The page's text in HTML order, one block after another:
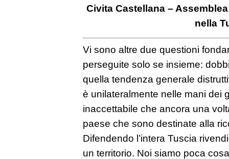
Civita Castellana –
nella
Vi sono altre due questioni
perseguite solo se insieme:
quella tendenza generale
è unilateralmente nelle mani dei
inaccettabile che ancora una
paese che sono destinate alla
Difendendo l’intera Tuscia
un territorio. Noi siamo poca